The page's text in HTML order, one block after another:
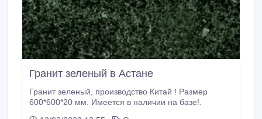
Гранит зеленый в Астане
Гранит зеленый, производство Китай ! Размер
600*600*20 мм. Имеется в наличии на базе!.